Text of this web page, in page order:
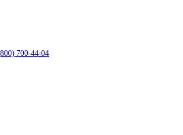
700-44-04